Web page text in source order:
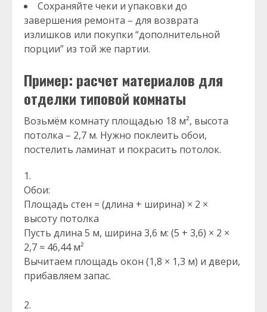
Сохраняйте чеки и упаковки до
завершения ремонта – для возврата
излишков или покупки “дополнительной
порции” из той же партии.
Пример: расчет материалов для
отделки типовой комнаты
Возьмём комнату площадью 18 м², высота
потолка – 2,7 м. Нужно поклеить обои,
постелить ламинат и покрасить потолок.
Обои:
Площадь стен = (длина + ширина) × 2 ×
высоту потолка
Пусть длина 5 м, ширина 3,6 м: (5 + 3,6) × 2 ×
2,7 ≈ 46,44 м²
Вычитаем площадь окон (1,8 × 1,3 м) и двери,
прибавляем запас.